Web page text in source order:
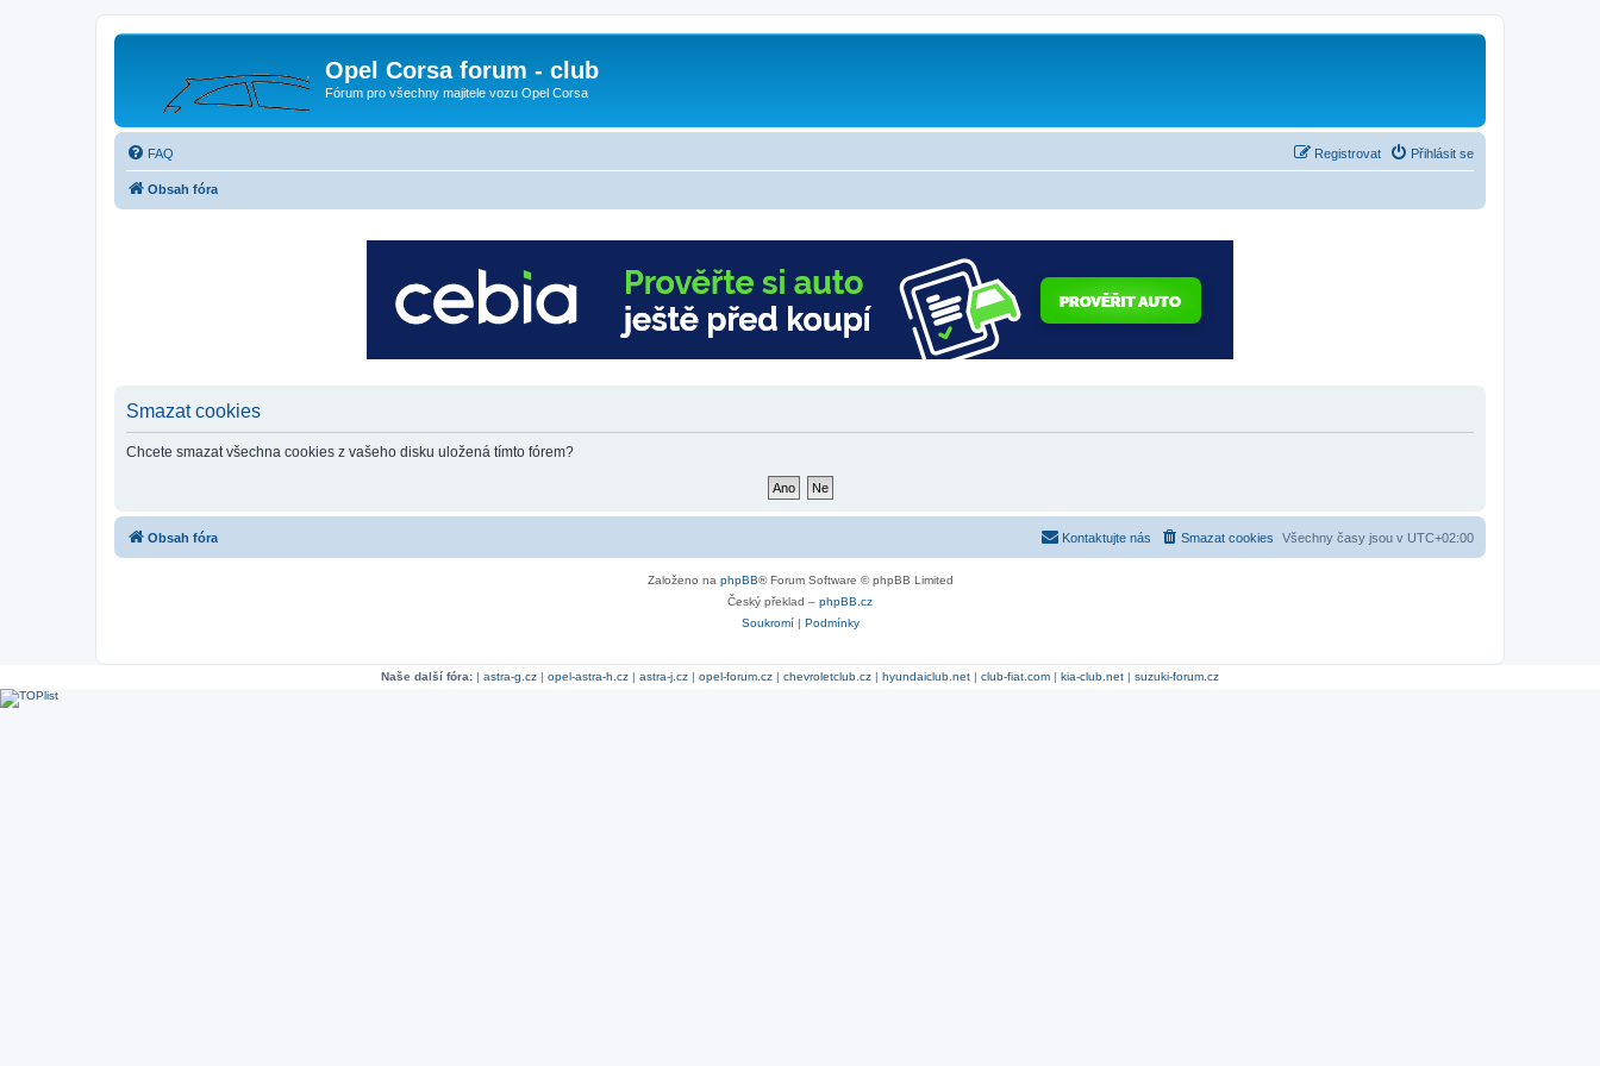
Opel Corsa forum - club
Fórum pro všechny majitele vozu Opel Corsa
FAQ Přihlásit se
Registrovat
Obsah fóra
Smazat cookies
Chcete smazat všechna cookies z vašeho disku uložená tímto fórem?
Obsah fóra Všechny časy jsou v UTC+02:00
Smazat cookies
Kontaktujte nás
Založeno na phpBB® Forum Software © phpBB Limited
Český překlad – phpBB.cz
Soukromí| Podmínky
Naše další fóra: | astra-g.cz | opel-astra-h.cz | astra-j.cz | opel-forum.cz | chevroletclub.cz | hyundaiclub.net | club-fiat.com | kia-club.net | suzuki-forum.cz